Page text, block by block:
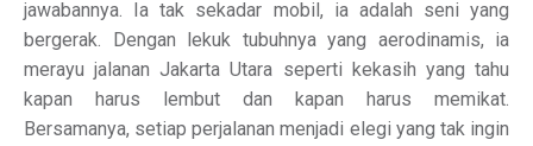
jawabannya. Ia tak sekadar mobil, ia adalah seni yang
bergerak. Dengan lekuk tubuhnya yang aerodinamis, ia
merayu jalanan Jakarta Utara seperti kekasih yang tahu
kapan harus lembut dan kapan harus memikat.
Bersamanya, setiap perjalanan menjadi elegi yang tak ingin